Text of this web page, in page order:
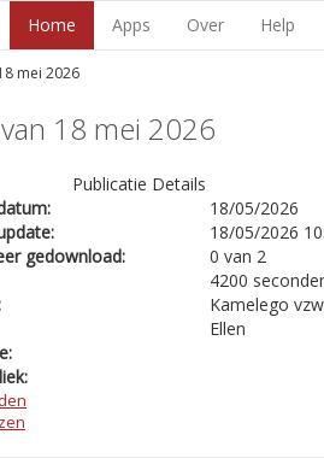
Home Apps Over Help
mei 2026
18 mei 2026
Publicatie Details
18/05/2026
18/05/2026
gedownload:
0 van 2
4200
Kamelego vzw
Ellen